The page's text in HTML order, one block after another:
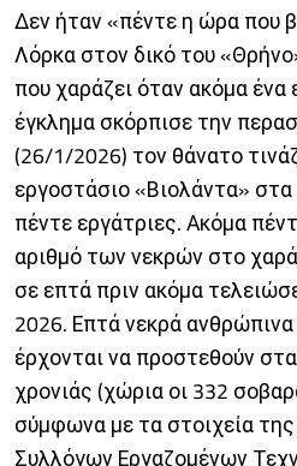
Δεν ήταν «πέντε η ώρα που
Λόρκα στον δικό του
που χαράζει όταν ακόμα ένα
έγκλημα σκόρπισε την
(26/1/2026) τον θάνατο
εργοστάσιο «Βιολάντα»
πέντε εργάτριες. Ακόμα
αριθμό των νεκρών στο
σε επτά πριν ακόμα
2026. Επτά νεκρά
έρχονται να προστεθούν
χρονιάς (χώρια οι 332
σύμφωνα με τα στοιχεία